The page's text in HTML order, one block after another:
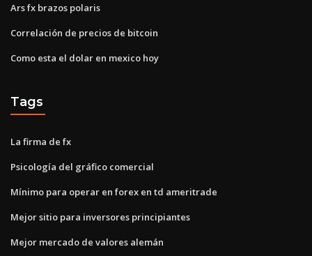
Ars fx brazos polaris
Correlación de precios de bitcoin
Como esta el dolar en mexico hoy
Tags
La firma de fx
Psicología del gráfico comercial
Mínimo para operar en forex en td ameritrade
Mejor sitio para inversores principiantes
Mejor mercado de valores alemán